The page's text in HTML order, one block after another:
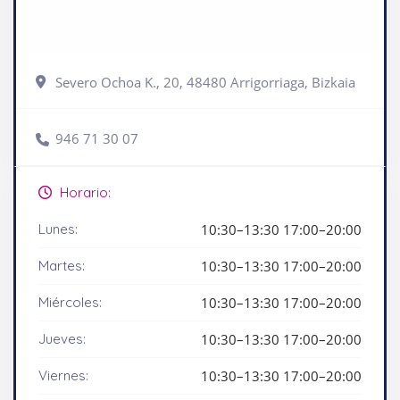
Severo Ochoa K., 20, 48480 Arrigorriaga, Bizkaia
946 71 30 07
Horario:
Lunes: 10:30–13:30 17:00–20:00
Martes: 10:30–13:30 17:00–20:00
Miércoles: 10:30–13:30 17:00–20:00
Jueves: 10:30–13:30 17:00–20:00
Viernes: 10:30–13:30 17:00–20:00